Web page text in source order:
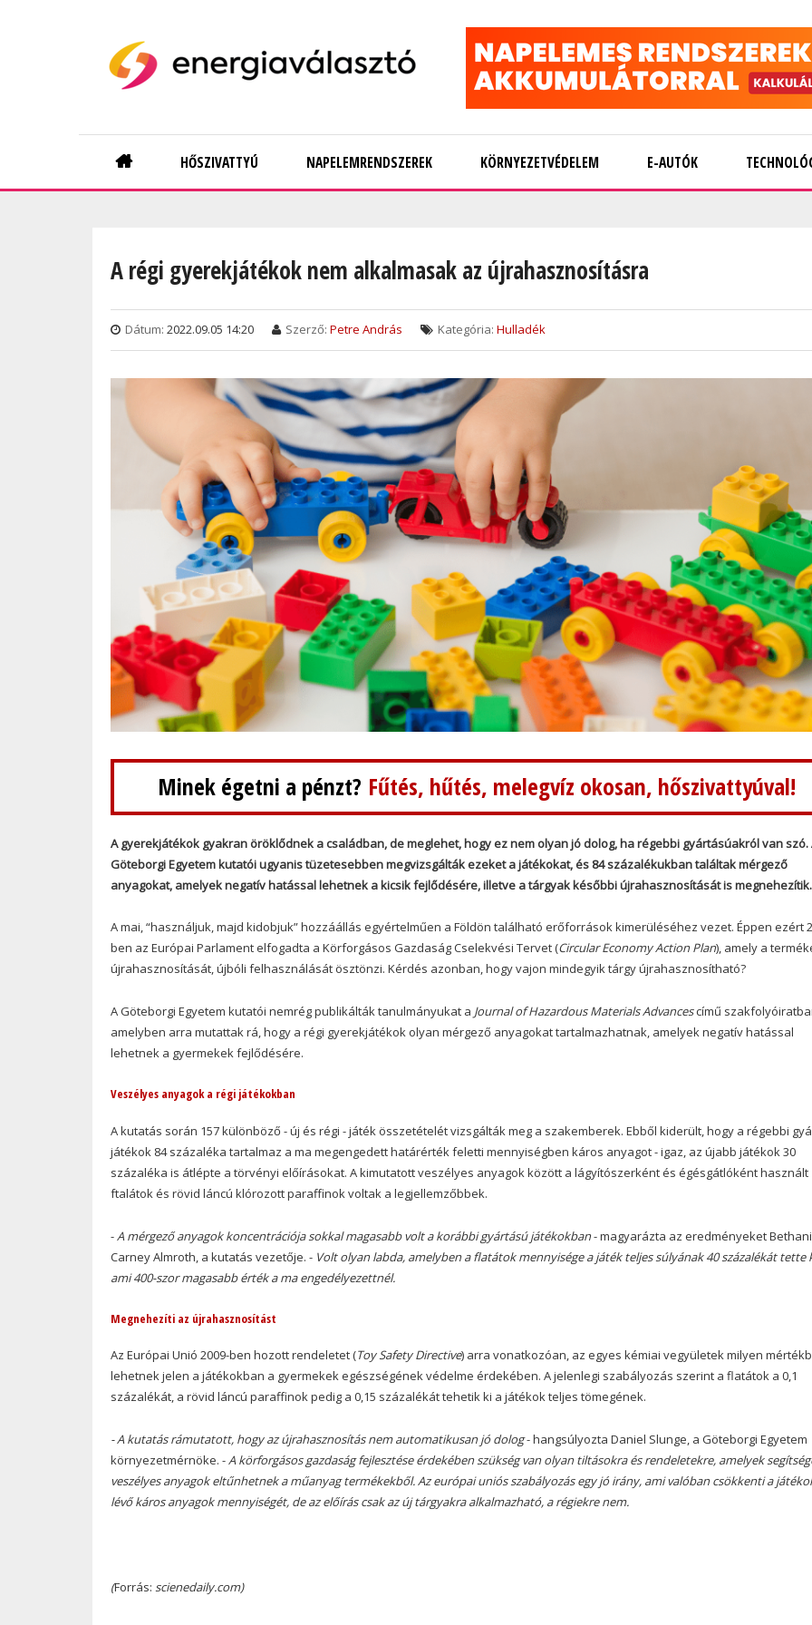
Main
navigation
HŐSZIVATTYÚ NAPELEMRENDSZEREK KÖRNYEZETVÉDELEM E-AUTÓK
A régi gyerekjátékok nem alkalmasak az újrahasznosításra
Dátum: 2022.09.05 14:20 Szerző: Petre András Kategória: Hulladék
Minek égetni a pénzt? Fűtés, hűtés, melegvíz okosan, hőszivattyúval!
A gyerekjátékok gyakran öröklődnek a családban, de meglehet, hogy ez nem olyan jó dolog, ha régebbi gyártásúakról van szó.
Göteborgi Egyetem kutatói ugyanis tüzetesebben megvizsgálták ezeket a játékokat, és 84 százalékukban találtak mérgező
anyagokat, amelyek negatív hatással lehetnek a kicsik fejlődésére, illetve a tárgyak későbbi újrahasznosítását is megnehezítik.
A mai, “használjuk, majd kidobjuk” hozzáállás egyértelműen a Földön található erőforrások kimerüléséhez vezet. Éppen ezért
ben az Európai Parlament elfogadta a Körforgásos Gazdaság Cselekvési Tervet (Circular Economy Action Plan), amely a
újrahasznosítását, újbóli felhasználását ösztönzi. Kérdés azonban, hogy vajon mindegyik tárgy újrahasznosítható?
A Göteborgi Egyetem kutatói nemrég publikálták tanulmányukat a Journal of Hazardous Materials Advancescímű
amelyben arra mutattak rá, hogy a régi gyerekjátékok olyan mérgező anyagokat tartalmazhatnak, amelyek negatív hatással
lehetnek a gyermekek fejlődésére.
Veszélyes anyagok a régi játékokban
A kutatás során 157 különböző - új és régi - játék összetételét vizsgálták meg a szakemberek. Ebből kiderült, hogy a régebbi
játékok 84 százaléka tartalmaz a ma megengedett határérték feletti mennyiségben káros anyagot - igaz, az újabb játékok 30
százaléka is átlépte a törvényi előírásokat. A kimutatott veszélyes anyagok között a lágyítószerként és égésgátlóként használt
ftalátok és rövid láncú klórozott paraffinok voltak a legjellemzőbbek.
-A mérgező anyagok koncentrációja sokkal magasabb volt a korábbi gyártású játékokban- magyarázta az eredményeket
Carney Almroth, a kutatás vezetője. - Volt olyan labda, amelyben a flatátok mennyisége a játék teljes súlyának 40 százalékát tette
ami 400-szor magasabb érték a ma engedélyezettnél.
Megnehezíti az újrahasznosítást
Az Európai Unió 2009-ben hozott rendeletet (Toy Safety Directive) arra vonatkozóan, az egyes kémiai vegyületek milyen
lehetnek jelen a játékokban a gyermekek egészségének védelme érdekében. A jelenlegi szabályozás szerint a flatátok a 0,1
százalékát, a rövid láncú paraffinok pedig a 0,15 százalékát tehetik ki a játékok teljes tömegének.
- A kutatás rámutatott, hogy az újrahasznosítás nem automatikusan jó dolog- hangsúlyozta Daniel Slunge, a Göteborgi Egyetem
környezetmérnöke. -A körforgásos gazdaság fejlesztése érdekében szükség van olyan tiltásokra és rendeletekre, amelyek
veszélyes anyagok eltűnhetnek a műanyag termékekből. Az európai uniós szabályozás egy jó irány, ami valóban csökkenti a
lévő káros anyagok mennyiségét, de az előírás csak az új tárgyakra alkalmazható, a régiekre nem.
(Forrás: scienedaily.com)